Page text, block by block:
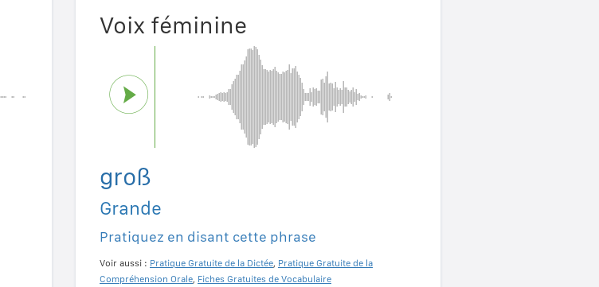
Voix féminine
groß
Grande
Pratiquez en disant cette phrase
Voir aussi : Pratique Gratuite de la Dictée, Pratique Gratuite de la
Compréhension Orale, Fiches Gratuites de Vocabulaire